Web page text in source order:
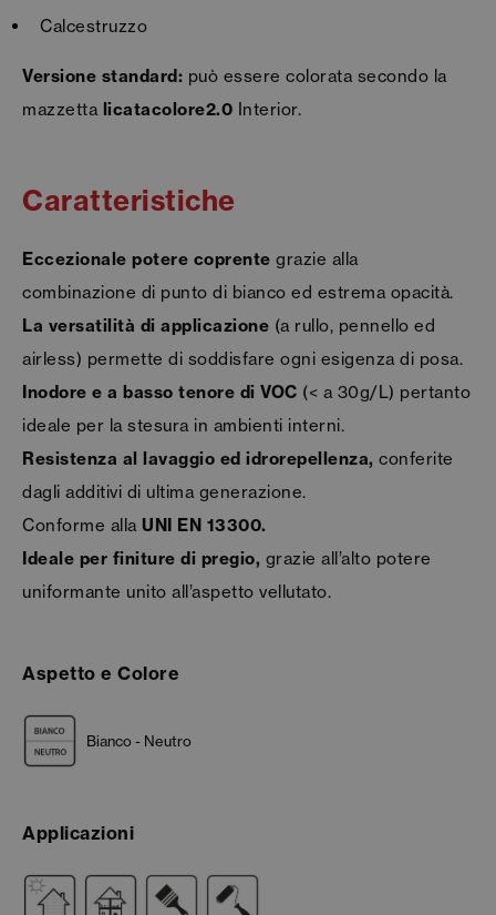
Calcestruzzo
Versione standard: può essere colorata secondo la
mazzetta licatacolore2.0 Interior.
Caratteristiche
Eccezionale potere coprente grazie alla
combinazione di punto di bianco ed estrema opacità.
La versatilità di applicazione (a rullo, pennello ed
airless) permette di soddisfare ogni esigenza di posa.
Inodore e a basso tenore di VOC (< a 30g/L) pertanto
ideale per la stesura in ambienti interni.
Resistenza al lavaggio ed idrorepellenza, conferite
dagli additivi di ultima generazione.
Conforme alla UNI EN 13300.
Ideale per finiture di pregio, grazie all’alto potere
uniformante unito all’aspetto vellutato.
Aspetto e Colore
Bianco - Neutro
Applicazioni